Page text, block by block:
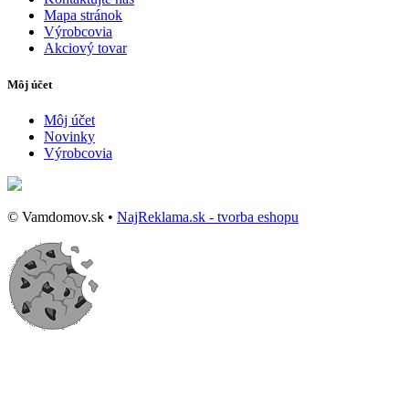
Mapa stránok
Výrobcovia
Akciový tovar
Môj účet
Môj účet
Novinky
Výrobcovia
© Vamdomov.sk • NajReklama.sk - tvorba eshopu